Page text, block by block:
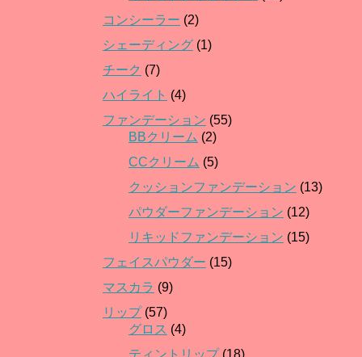
コンシーラー (2)
シェーディング (1)
チーク (7)
ハイライト (4)
ファンデーション (55)
BBクリーム (2)
CCクリーム (5)
クッションファンデーション (13)
パウダーファンデーション (12)
リキッドファンデーション (15)
フェイスパウダー (15)
マスカラ (9)
リップ(57)
グロス (4)